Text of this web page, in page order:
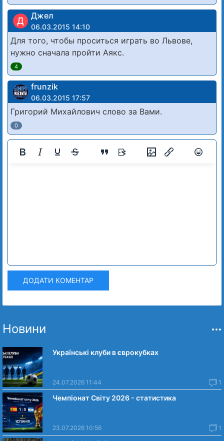
Д Джел
06.03.2015 14:10
Для того, чтобы проситься играть во Львове,
нужно сначала пройти Аякс.
4
frunzik
06.03.2015 17:57
Григорий Михайлович слово за Вами.
0
ДОДАТИ КОМЕНТАР
Новини
Українські клуби в єврокубках
24.07.2026 11:44 1
Чемпіонат Світу 2026 - статистика
23.07.2026 10:56 1